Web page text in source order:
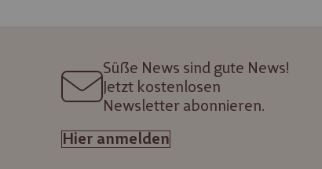
Süße News sind gute News!
Jetzt kostenlosen
Newsletter abonnieren.
Hier anmelden